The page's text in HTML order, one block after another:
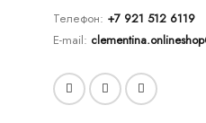
Телефон: +7 921 512 6119
E-mail: